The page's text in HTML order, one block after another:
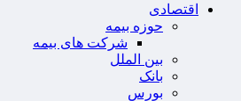
اقتصادی
حوزه بیمه
شرکت های بیمه
بین الملل
بانک
بورس